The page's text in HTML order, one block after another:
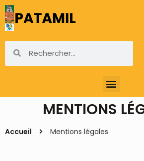
MENTIONS
Accueil Mentions légales